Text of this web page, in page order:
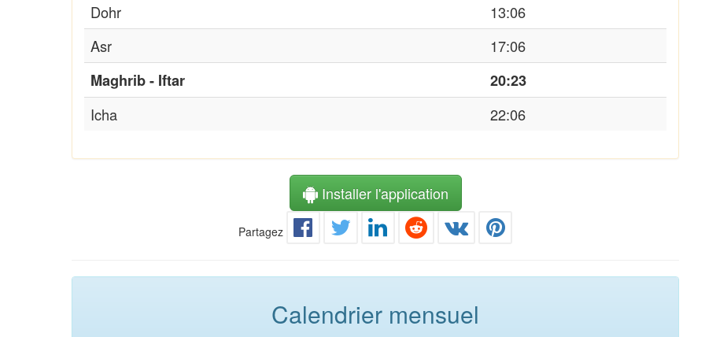
Dohr
13:06
Asr
17:06
Maghrib - Iftar
20:23
Icha
22:06
Installer l'application
Partagez
Calendrier mensuel